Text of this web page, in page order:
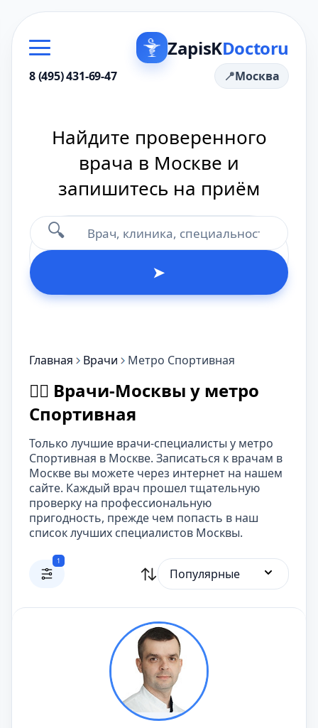
ZapisKDoctoru
8 (495) 431-69-47 Москва
Найдите проверенного
врача в Москве и
запишитесь на приём
🔍
➤
Главная Врачи Метро Спортивная
👨‍⚕️ Врачи-Москвы у метро
Спортивная
Только лучшие врачи-специалисты у метро
Спортивная в Москве. Записаться к врачам в
Москве вы можете через интернет на нашем
сайте. Каждый врач прошел тщательную
проверку на профессиональную
пригодность, прежде чем попасть в наш
список лучших специалистов Москвы.
1
Популярные